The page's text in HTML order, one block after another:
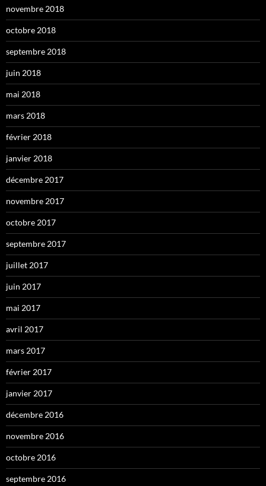
novembre 2018
octobre 2018
septembre 2018
juin 2018
mai 2018
mars 2018
février 2018
janvier 2018
décembre 2017
novembre 2017
octobre 2017
septembre 2017
juillet 2017
juin 2017
mai 2017
avril 2017
mars 2017
février 2017
janvier 2017
décembre 2016
novembre 2016
octobre 2016
septembre 2016